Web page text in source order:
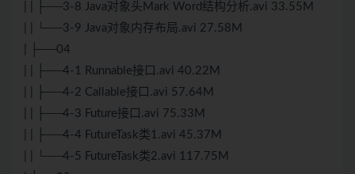
| | ├──3-8 Java对象头Mark Word结构分析.avi 33.55M
| | └──3-9 Java对象内存布局.avi 27.58M
| ├──04
| | ├──4-1 Runnable接口.avi 40.22M
| | ├──4-2 Callable接口.avi 57.64M
| | ├──4-3 Future接口.avi 75.33M
| | ├──4-4 FutureTask类1.avi 45.37M
| | └──4-5 FutureTask类2.avi 117.75M